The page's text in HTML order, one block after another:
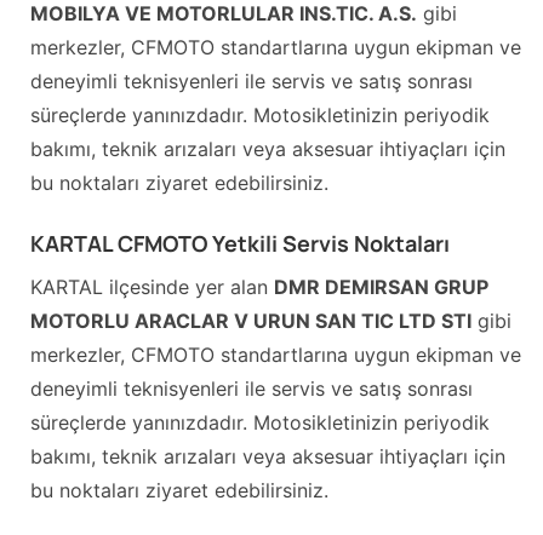
MOBILYA VE MOTORLULAR INS.TIC. A.S. gibi
merkezler, CFMOTO standartlarına uygun ekipman ve
deneyimli teknisyenleri ile servis ve satış sonrası
süreçlerde yanınızdadır. Motosikletinizin periyodik
bakımı, teknik arızaları veya aksesuar ihtiyaçları için
bu noktaları ziyaret edebilirsiniz.
KARTAL CFMOTO Yetkili Servis Noktaları
KARTAL ilçesinde yer alan DMR DEMIRSAN GRUP
MOTORLU ARACLAR V URUN SAN TIC LTD STI gibi
merkezler, CFMOTO standartlarına uygun ekipman ve
deneyimli teknisyenleri ile servis ve satış sonrası
süreçlerde yanınızdadır. Motosikletinizin periyodik
bakımı, teknik arızaları veya aksesuar ihtiyaçları için
bu noktaları ziyaret edebilirsiniz.